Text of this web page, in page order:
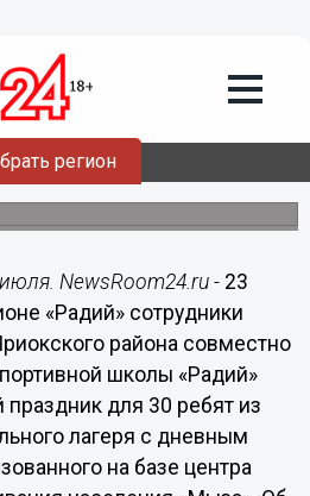
регион
для детей
отдела полиции
лагеря центра «Мыза»
отметить День
NewsRoom24.ru - 23
«Радий» сотрудники
района совместно
школы «Радий»
для 30 ребят из
лагеря с дневным
на базе центра